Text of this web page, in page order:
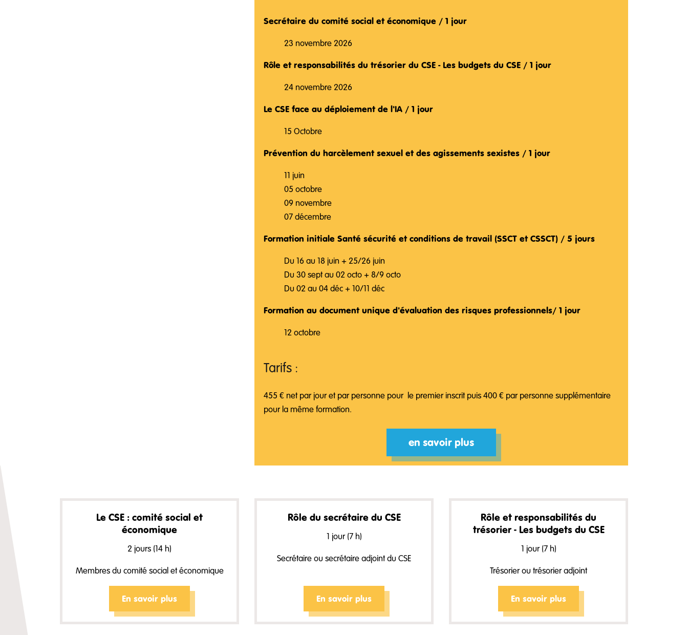
Secrétaire du comité social et économique / 1 jour
23 novembre 2026
Rôle et responsabilités du trésorier du CSE - Les budgets du CSE / 1 jour
24 novembre 2026
Le CSE face au déploiement de l'IA / 1 jour
15 Octobre
Prévention du harcèlement sexuel et des agissements sexistes / 1 jour
11 juin
05 octobre
09 novembre
07 décembre
Formation initiale Santé sécurité et conditions de travail (SSCT et CSSCT) / 5 jours
Du 16 au 18 juin + 25/26 juin
Du 30 sept au 02 octo + 8/9 octo
Du 02 au 04 déc + 10/11 déc
Formation au document unique d'évaluation des risques professionnels/ 1 jour
12 octobre
Tarifs :
455 € net par jour et par personne pour le premier inscrit puis 400 € par personne supplémentaire
pour la même formation.
en savoir plus
Le CSE : comité social et
économique
2 jours (14 h)
Membres du comité social et économique
En savoir plus
Rôle du secrétaire du CSE
1 jour (7 h)
Secrétaire ou secrétaire adjoint du CSE
En savoir plus
Rôle et responsabilités du
trésorier - Les budgets du CSE
1 jour (7 h)
Trésorier ou trésorier adjoint
En savoir plus